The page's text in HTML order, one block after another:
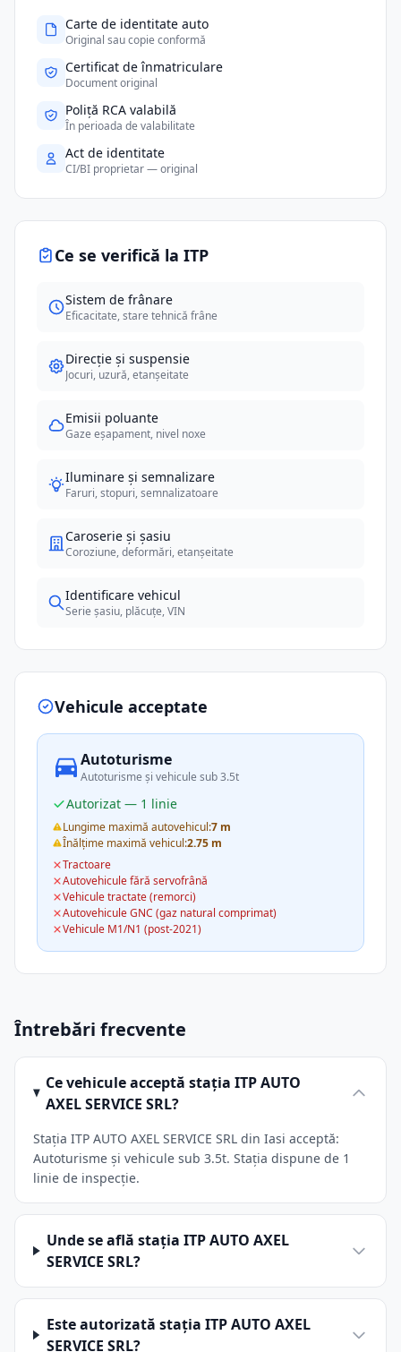
Carte de identitate auto
Original sau copie conformă
Certificat de înmatriculare
Document original
Poliță RCA valabilă
În perioada de valabilitate
Act de identitate
CI/BI proprietar — original
Ce se verifică la ITP
Sistem de frânare
Eficacitate, stare tehnică frâne
Direcție și suspensie
Jocuri, uzură, etanșeitate
Emisii poluante
Gaze eșapament, nivel noxe
Iluminare și semnalizare
Faruri, stopuri, semnalizatoare
Caroserie și șasiu
Coroziune, deformări, etanșeitate
Identificare vehicul
Serie șasiu, plăcuțe, VIN
Vehicule acceptate
Autoturisme
Autoturisme și vehicule sub 3.5t
Autorizat — 1 linie
Lungime maximă autovehicul:7 m
Înălțime maximă vehicul:2.75 m
Tractoare
Autovehicule fără servofrână
Vehicule tractate (remorci)
Autovehicule GNC (gaz natural comprimat)
Vehicule M1/N1 (post-2021)
Întrebări frecvente
Ce vehicule acceptă stația ITP AUTO
AXEL SERVICE SRL?
Stația ITP AUTO AXEL SERVICE SRL din Iasi acceptă:
Autoturisme și vehicule sub 3.5t. Stația dispune de 1
linie de inspecție.
Unde se află stația ITP AUTO AXEL
SERVICE SRL?
Este autorizată stația ITP AUTO AXEL
SERVICE SRL?